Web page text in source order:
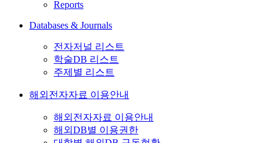
Reports
Databases & Journals
전자저널 리스트
학술DB 리스트
주제별 리스트
해외전자자료 이용안내
해외전자자료 이용안내
해외DB별 이용권한